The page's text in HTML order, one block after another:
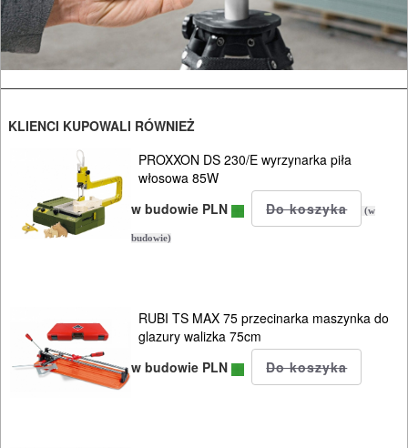
KLIENCI KUPOWALI RÓWNIEŻ
PROXXON DS 230/E wyrzynarka piła
włosowa 85W
w budowie PLN
(w
budowie)
RUBI TS MAX 75 przecinarka maszynka do
glazury walizka 75cm
w budowie PLN